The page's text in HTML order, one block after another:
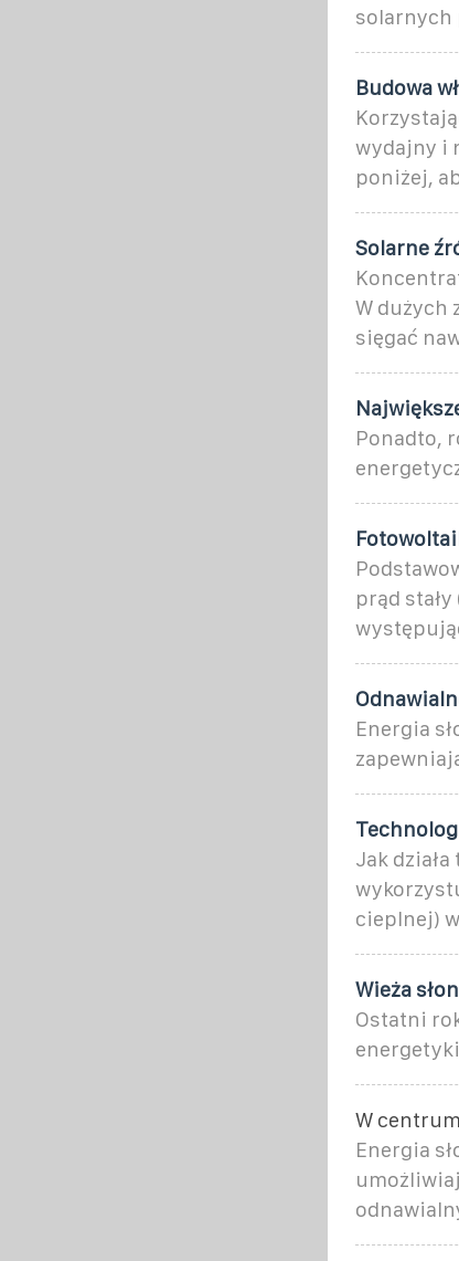
solarnych
Budowa
wydajny i
poniżej,
Solarne
W dużych
sięgać
Ponadto,
prąd
Energia
Jak
cieplnej)
Wieża
Ostatni
W
Energia